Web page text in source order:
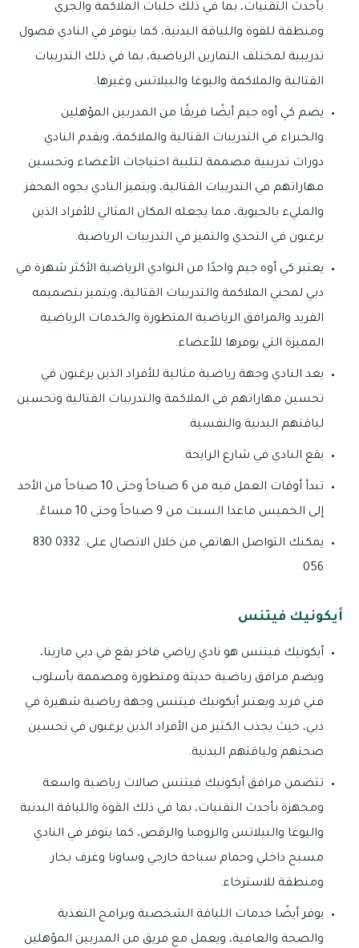
بأحدث التقنيات، بما في ذلك حلبات الملاكمة والجري
ومنطقة للقوة واللياقة البدنية، كما يتوفر في النادي فصول
تدريبية لمختلف التمارين الرياضية، بما في ذلك التدريبات
القتالية والملاكمة واليوغا والبيلاتس وغيرها.
يضم كي أوه جيم أيضًا فريقًا من المدربين المؤهلين
والخبراء في التدريبات القتالية والملاكمة، ويقدم النادي
دورات تدريبية مصممة لتلبية احتياجات الأعضاء وتحسين
مهاراتهم في التدريبات القتالية، ويتميز النادي بجوه المحفز
والمليء بالحيوية، مما يجعله المكان المثالي للأفراد الذين
يرغبون في التحدي والتميز في التدريبات الرياضية.
يعتبر كي أوه جيم واحدًا من النوادي الرياضية الأكثر شهرة في
دبي لمحبي الملاكمة والتدريبات القتالية، ويتميز بتصميمه
الفريد والمرافق الرياضية المتطورة والخدمات الرياضية
المميزة التي يوفرها للأعضاء.
يعد النادي وجهة رياضية مثالية للأفراد الذين يرغبون في
تحسين مهاراتهم في الملاكمة والتدريبات القتالية وتحسين
لياقتهم البدنية والنفسية.
يقع النادي في شارع الرايحة.
تبدأ أوقات العمل فيه من 6 صباحاً وحتى 10 صباحاً من الأحد
إلى الخميس ماعدا السبت من 9 صباحاً وحتى 10 مساءً.
يمكنك التواصل الهاتفي من خلال الاتصال على: 0332 830
056
أيكونيك فيتنس
أيكونيك فيتنس هو نادي رياضي فاخر يقع في دبي مارينا،
ويضم مرافق رياضية حديثة ومتطورة ومصممة بأسلوب
فني فريد ويعتبر أيكونيك فيتنس وجهة رياضية شهيرة في
دبي، حيث يجذب الكثير من الأفراد الذين يرغبون في تحسين
صحتهم ولياقتهم البدنية.
تتضمن مرافق أيكونيك فيتنس صالات رياضية واسعة
ومجهزة بأحدث التقنيات، بما في ذلك القوة واللياقة البدنية
واليوغا والبيلاتس والزومبا والرقص، كما يتوفر في النادي
مسبح داخلي وحمام سباحة خارجي وساونا وغرف بخار
ومنطقة للاسترخاء.
يوفر أيضًا خدمات اللياقة الشخصية وبرامج التغذية
والصحة والعافية، ويعمل مع فريق من المدربين المؤهلين